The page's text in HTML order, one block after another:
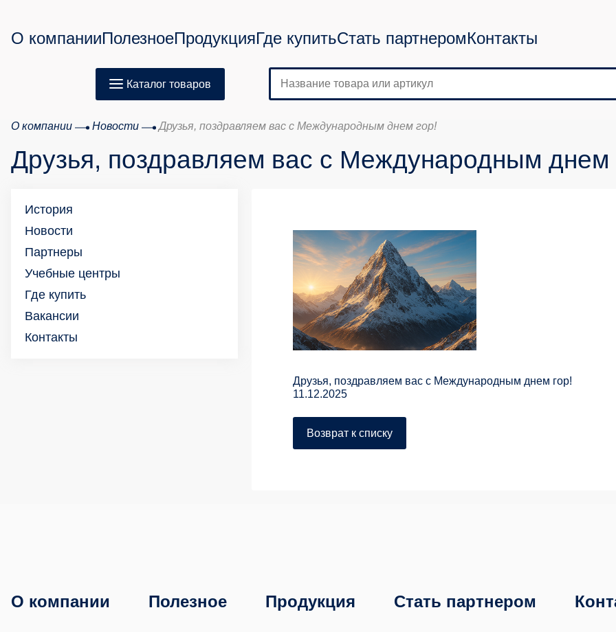
О компанииПолезноеПродукцияГде купитьСтать партнеромКонтакты
Каталог товаров
О компании Новости Друзья, поздравляем вас с Международным днем гор!
Друзья, поздравляем вас с Международным днем
История
Новости
Партнеры
Учебные центры
Где купить
Вакансии
Контакты
Друзья, поздравляем вас с Международным днем гор!
11.12.2025
Возврат к списку
О компании Полезное Продукция Стать партнером